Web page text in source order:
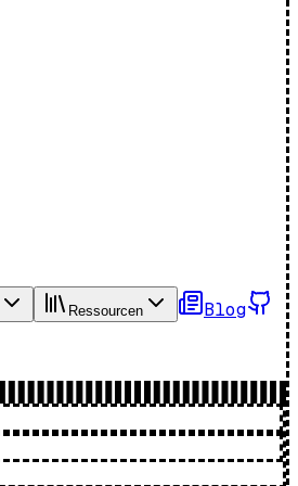
Ressourcen
Blog